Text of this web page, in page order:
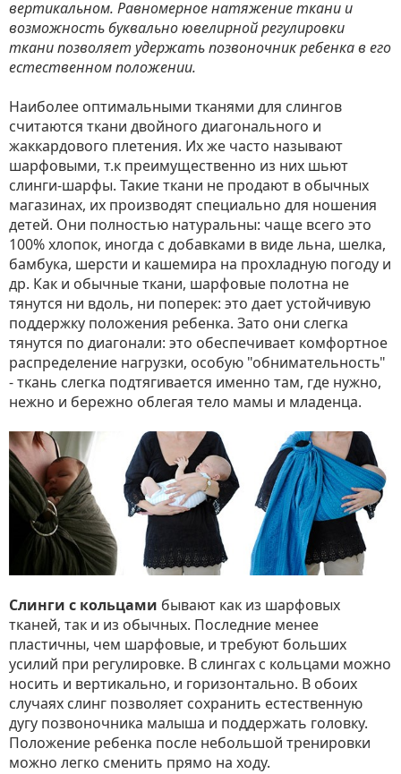
вертикальном. Равномерное натяжение ткани и
возможность буквально ювелирной регулировки
ткани позволяет удержать позвоночник ребенка в его
естественном положении.
Наиболее оптимальными тканями для слингов
считаются ткани двойного диагонального и
жаккардового плетения. Их же часто называют
шарфовыми, т.к преимущественно из них шьют
слинги-шарфы. Такие ткани не продают в обычных
магазинах, их производят специально для ношения
детей. Они полностью натуральны: чаще всего это
100% хлопок, иногда с добавками в виде льна, шелка,
бамбука, шерсти и кашемира на прохладную погоду и
др. Как и обычные ткани, шарфовые полотна не
тянутся ни вдоль, ни поперек: это дает устойчивую
поддержку положения ребенка. Зато они слегка
тянутся по диагонали: это обеспечивает комфортное
распределение нагрузки, особую "обнимательность"
- ткань слегка подтягивается именно там, где нужно,
нежно и бережно облегая тело мамы и младенца.
Слинги с кольцами бывают как из шарфовых
тканей, так и из обычных. Последние менее
пластичны, чем шарфовые, и требуют больших
усилий при регулировке. В слингах с кольцами можно
носить и вертикально, и горизонтально. В обоих
случаях слинг позволяет сохранить естественную
дугу позвоночника малыша и поддержать головку.
Положение ребенка после небольшой тренировки
можно легко сменить прямо на ходу.